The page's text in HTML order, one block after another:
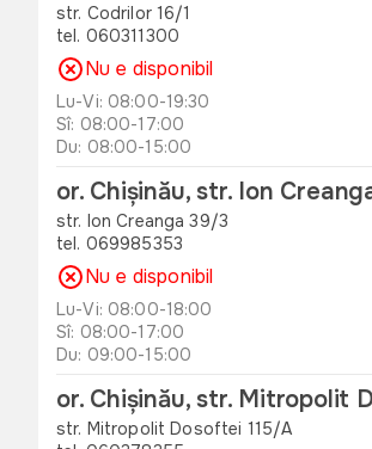
str. Codrilor 16/1
tel. 060311300
Nu e disponibil
Lu-Vi: 08:00-19:30
Sî: 08:00-17:00
Du: 08:00-15:00
or. Chișinău, str. Ion
str. Ion Creanga 39/3
tel. 069985353
Nu e disponibil
Lu-Vi: 08:00-18:00
Sî: 08:00-17:00
Du: 09:00-15:00
or. Chișinău, str. Mitropolit
str. Mitropolit Dosoftei 115/A